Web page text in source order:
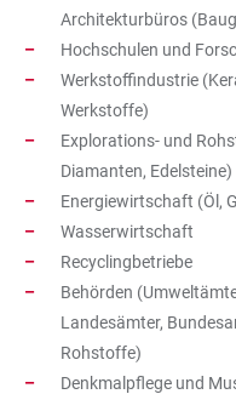
Architekturbüros
Hochschulen und
Werkstoffindustrie
Werkstoffe)
Explorations- und
Diamanten, Edelsteine)
Energiewirtschaft (Öl,
Wasserwirtschaft
Recyclingbetriebe
Behörden
Landesämter,
Rohstoffe)
Denkmalpflege und